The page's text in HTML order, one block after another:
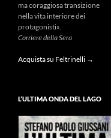
ma coraggiosa transizione
nella vita interiore dei
protagonisti».
Corriere della Sera
Acquista su Feltrinelli →
L’ULTIMA ONDA DEL LAGO